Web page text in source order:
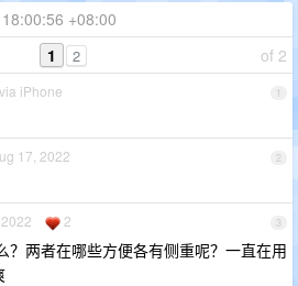
+08:00
of 2
1 2
1
iPhone
2
17, 2022
3
2
？两者在哪些方便各有侧重呢？一直在用